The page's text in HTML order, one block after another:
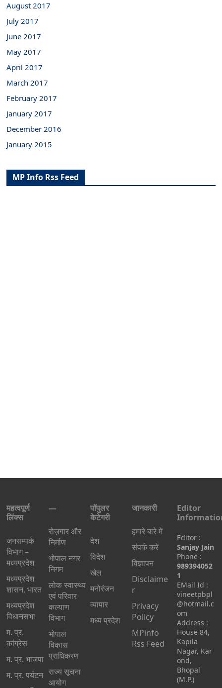
August 2017
July 2017
June 2017
May 2017
April 2017
March 2017
February 2017
January 2017
December 2016
January 2015
MP Info Rss Feed
महत्वपूर्ण
लिंक्स
जनसम्पर्क
विभाग –
मध्यप्रदेश
मध्यप्रदेश
शासन, भारत
मध्‍यप्रदेश
विधानसभा
म. प्र.
कांग्रेस
म. प्र. भाजपा
म. प्र. पर्यटन
—
रोज़गार और
निर्माण
भोपाल नगर
निगम
लोक स्वास्थ्य
एवं परिवार
कल्याण
विभाग
भोपाल
विकास
प्राधिकरण
राज्य सूचना
आयोग
पॉपुलर
केटेगरी
देश
विदेश
खेल
मनोरंजन
व्यापार
मध्य प्रदेश
जानकारी
हमारे बारे में
संपर्क करें
विज्ञापन
Disclaime
r
Privacy
Policy
MPinfo
Rss Feed
Editor
Editor :
Sanjay Jain
Phone :
989394052
1
EMail Id :
vineetpbpl
@hotmail.c
om
Address :
House 84,
Kapila
Nagar, Kar
ond,
Bhopal
(M.P.)